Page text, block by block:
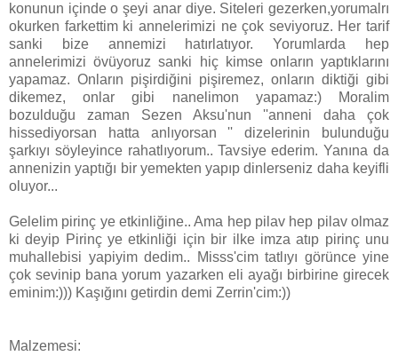
konunun içinde o şeyi anar diye. Siteleri gezerken,yorumalrı
okurken farkettim ki annelerimizi ne çok seviyoruz. Her tarif
sanki bize annemizi hatırlatıyor. Yorumlarda hep
annelerimizi övüyoruz sanki hiç kimse onların yaptıklarını
yapamaz. Onların pişirdiğini pişiremez, onların diktiği gibi
dikemez, onlar gibi nanelimon yapamaz:) Moralim
bozulduğu zaman Sezen Aksu'nun ''anneni daha çok
hissediyorsan hatta anlıyorsan '' dizelerinin bulunduğu
şarkıyı söyleyince rahatlıyorum.. Tavsiye ederim. Yanına da
annenizin yaptığı bir yemekten yapıp dinlerseniz daha keyifli
oluyor...
Gelelim pirinç ye etkinliğine.. Ama hep pilav hep pilav olmaz
ki deyip Pirinç ye etkinliği için bir ilke imza atıp pirinç unu
muhallebisi yapiyim dedim.. Misss'cim tatlıyı görünce yine
çok sevinip bana yorum yazarken eli ayağı birbirine girecek
eminim:))) Kaşığını getirdin demi Zerrin'cim:))
Malzemesi: